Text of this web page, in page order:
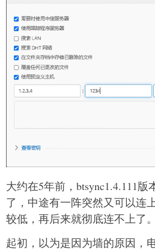
大约在5年前，btsync1.4.111
了，中途有一阵突然又可以连
较低，再后来就彻底连不上了。
起初，以为是因为墙的原因，